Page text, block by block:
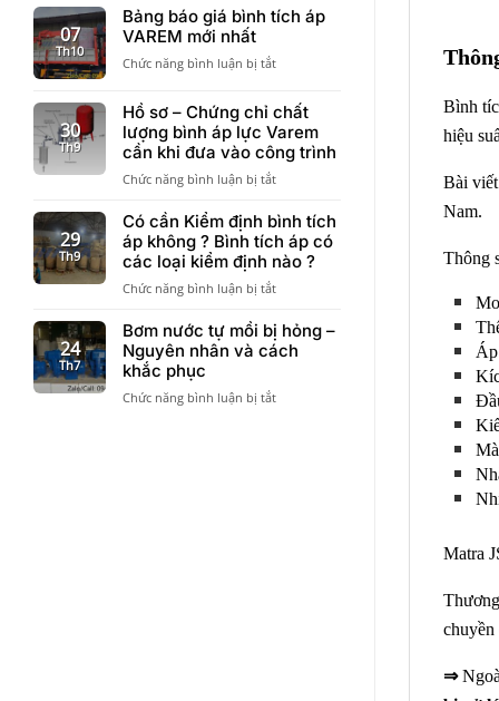
pháp
Bơm
sàn
điện
220V
–
Tsurumi
bơm
thoát
nước
kịch
07
Th10
Bảng báo giá bình tích áp
VAREM mới nhất
Chức năng bình luận bị tắtở
giá
bình
tích
áp
mới
nhất
30
Th9
Hồ sơ – Chứng chỉ chất
lượng bình áp lực Varem
cần khi đưa vào công trình
Chức năng bình luận bị tắtở
sơ
–
Chứng
chỉ
chất
bình
áp
cần
29
Th9
Có cần Kiểm định bình tích
áp không ? Bình tích áp có
các loại kiểm định nào ?
Chức năng bình luận bị tắtở
cần
Kiểm
định
tích
24
Th7
Bơm nước tự mồi bị hỏng –
Nguyên nhân và cách
khắc phục
Chức năng bình luận bị tắtở
Bình
hiệu
Bài
Nam.
Thông
Matra
chuyền
⇒